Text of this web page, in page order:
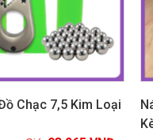
Chạc 7,5 Kim Loại